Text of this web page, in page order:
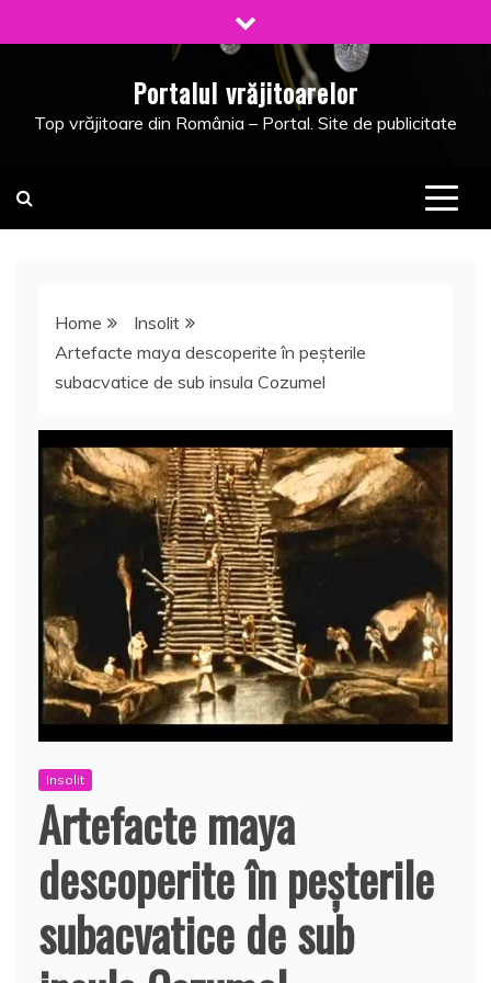
to
Portalul vrăjitoarelor
Top vrăjitoare din România – Portal. Site de publicitate
Home
Insolit
Artefacte maya descoperite în peşterile
subacvatice de sub insula Cozumel
Insolit
Artefacte maya
descoperite în peşterile
subacvatice de sub